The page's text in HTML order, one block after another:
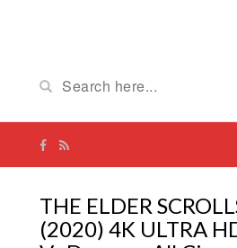
THE ELDER
(2020) 4K ULTRA